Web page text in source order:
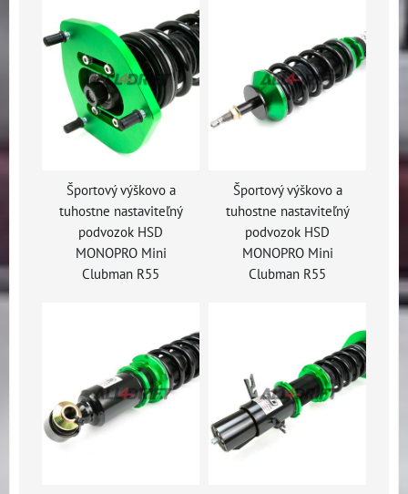
Športový výškovo a
tuhostne nastaviteľný
podvozok HSD
MONOPRO Mini
Clubman R55
Športový výškovo a
tuhostne nastaviteľný
podvozok HSD
MONOPRO Mini
Clubman R55